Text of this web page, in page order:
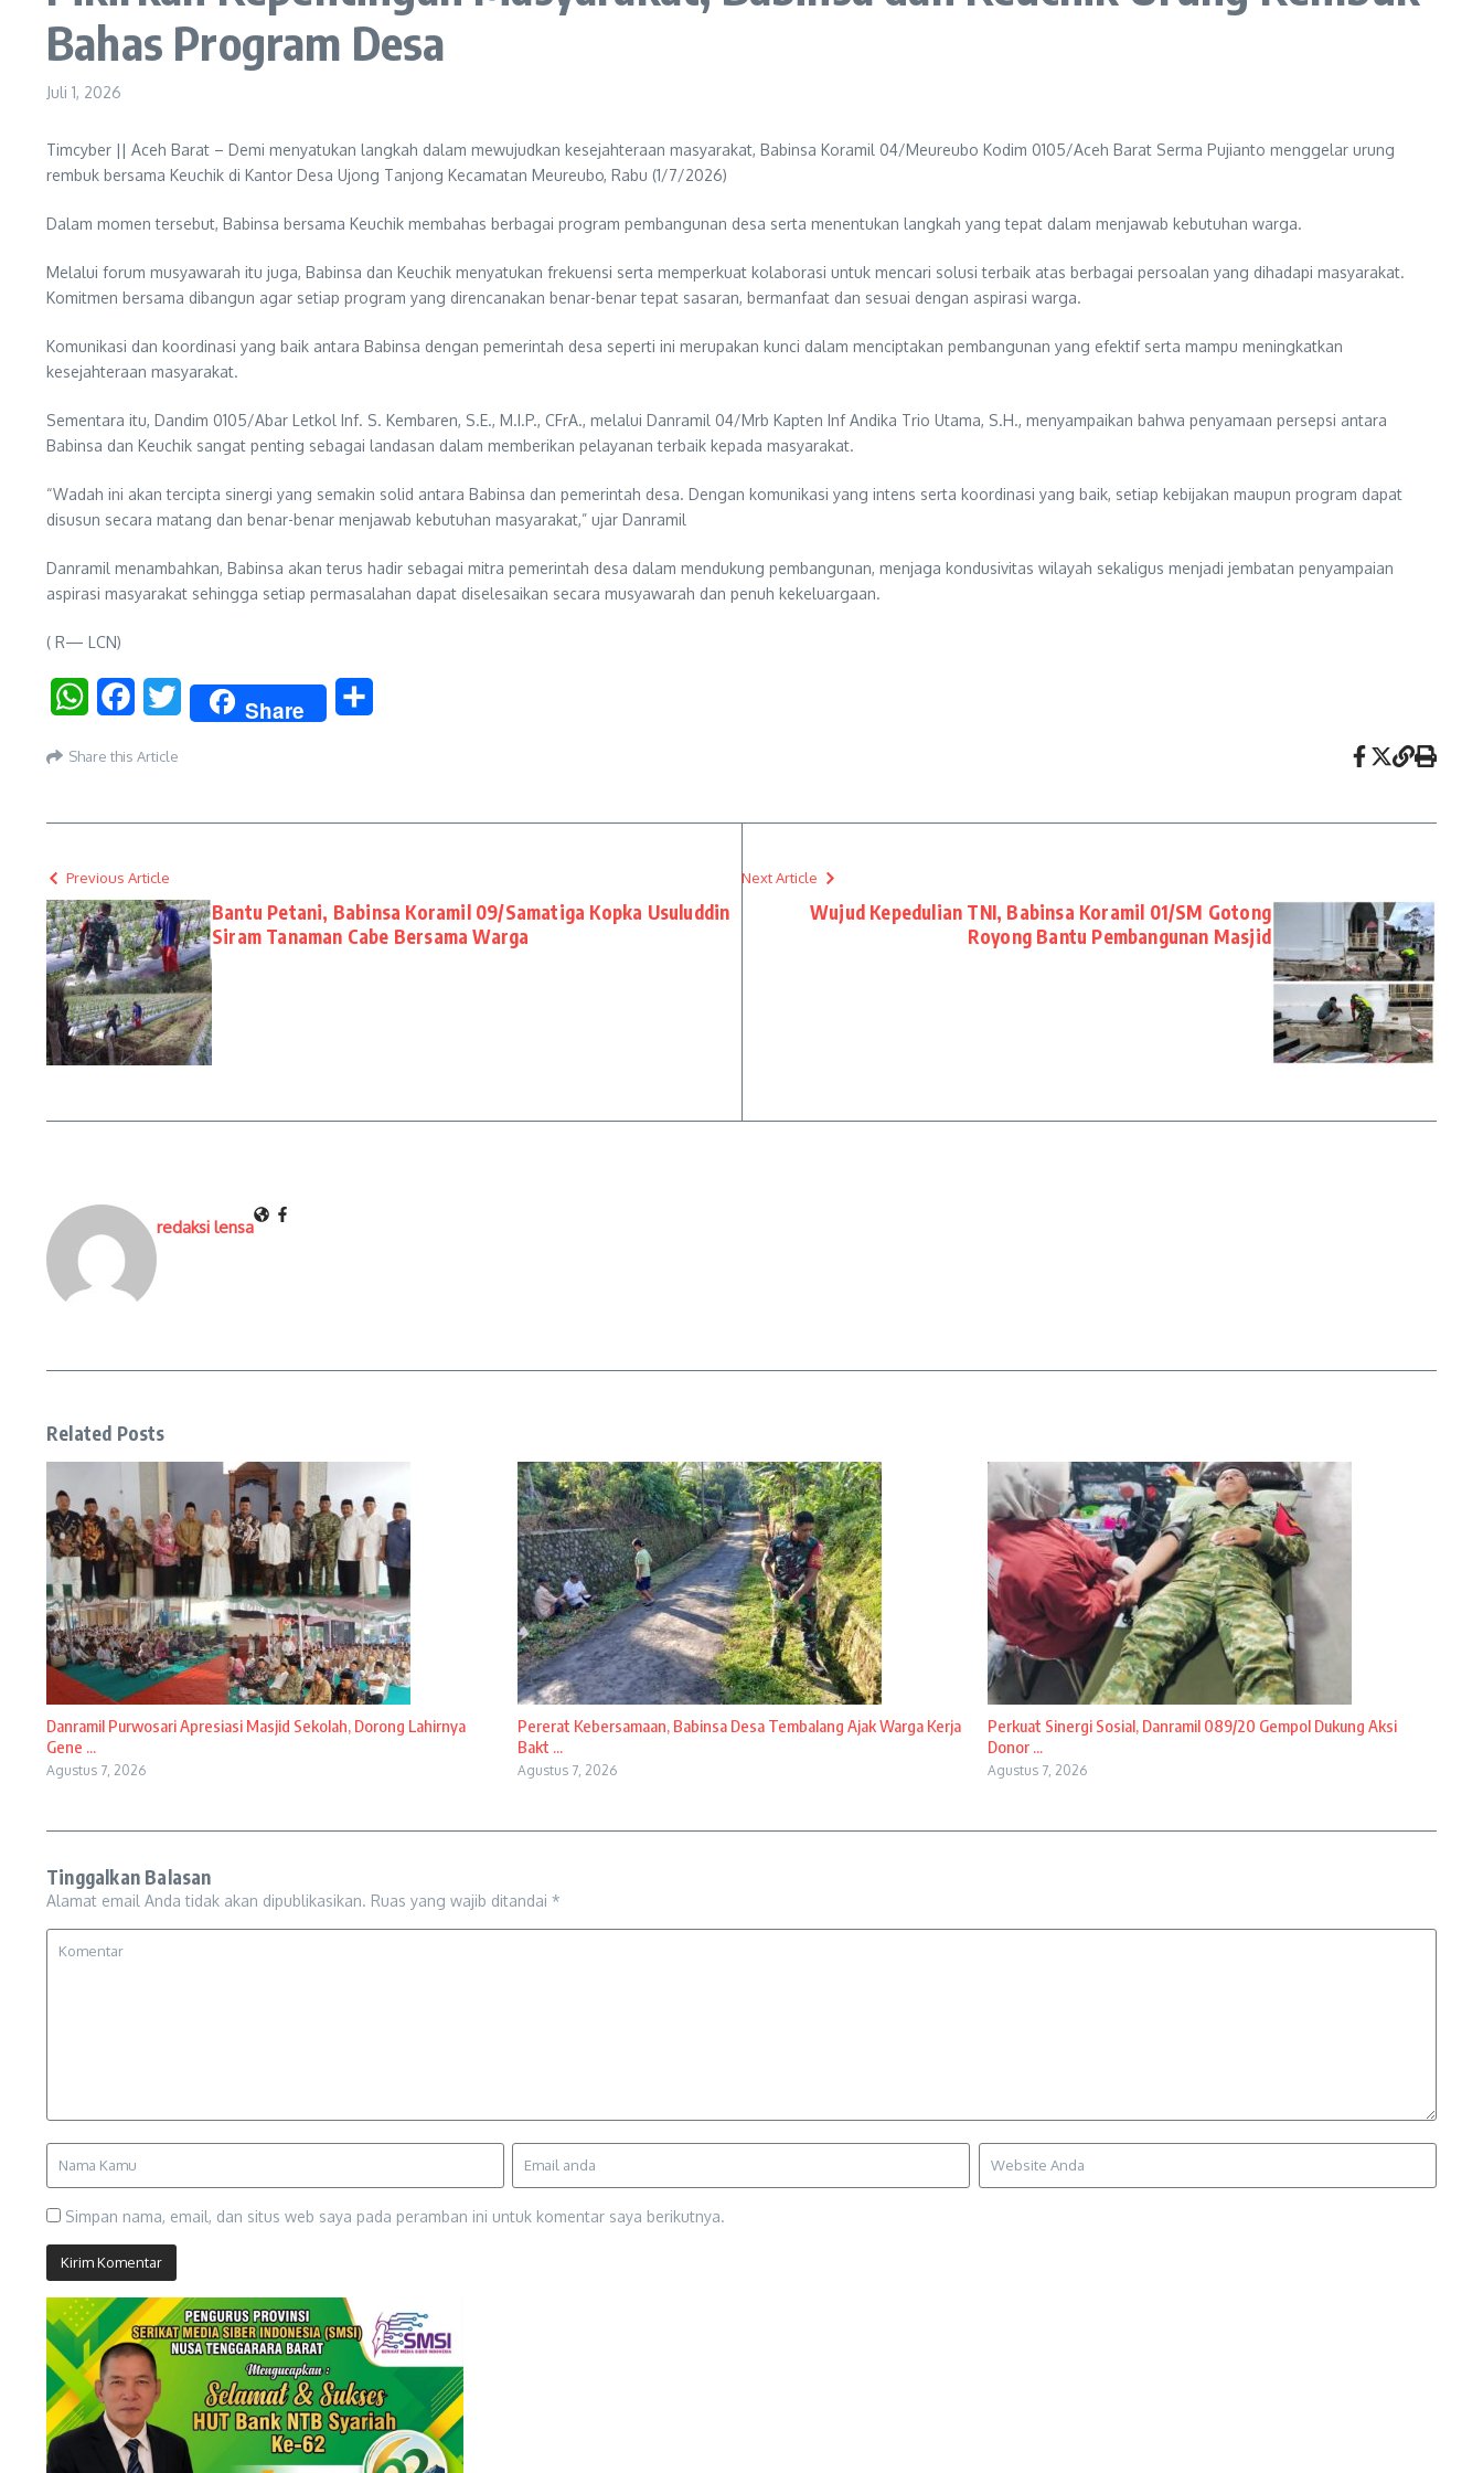
Bahas Program Desa
Juli 1, 2026
Timcyber || Aceh Barat – Demi menyatukan langkah dalam mewujudkan kesejahteraan masyarakat, Babinsa Koramil 04/Meureubo Kodim 0105/Aceh Barat Serma Pujianto menggelar urung
rembuk bersama Keuchik di Kantor Desa Ujong Tanjong Kecamatan Meureubo, Rabu (1/7/2026)
Dalam momen tersebut, Babinsa bersama Keuchik membahas berbagai program pembangunan desa serta menentukan langkah yang tepat dalam menjawab kebutuhan warga.
Melalui forum musyawarah itu juga, Babinsa dan Keuchik menyatukan frekuensi serta memperkuat kolaborasi untuk mencari solusi terbaik atas berbagai persoalan yang dihadapi masyarakat.
Komitmen bersama dibangun agar setiap program yang direncanakan benar-benar tepat sasaran, bermanfaat dan sesuai dengan aspirasi warga.
Komunikasi dan koordinasi yang baik antara Babinsa dengan pemerintah desa seperti ini merupakan kunci dalam menciptakan pembangunan yang efektif serta mampu meningkatkan
kesejahteraan masyarakat.
Sementara itu, Dandim 0105/Abar Letkol Inf. S. Kembaren, S.E., M.I.P., CFrA., melalui Danramil 04/Mrb Kapten Inf Andika Trio Utama, S.H., menyampaikan bahwa penyamaan persepsi antara
Babinsa dan Keuchik sangat penting sebagai landasan dalam memberikan pelayanan terbaik kepada masyarakat.
“Wadah ini akan tercipta sinergi yang semakin solid antara Babinsa dan pemerintah desa. Dengan komunikasi yang intens serta koordinasi yang baik, setiap kebijakan maupun program dapat
disusun secara matang dan benar-benar menjawab kebutuhan masyarakat,” ujar Danramil
Danramil menambahkan, Babinsa akan terus hadir sebagai mitra pemerintah desa dalam mendukung pembangunan, menjaga kondusivitas wilayah sekaligus menjadi jembatan penyampaian
aspirasi masyarakat sehingga setiap permasalahan dapat diselesaikan secara musyawarah dan penuh kekeluargaan.
( R— LCN)
WhatsAppFacebookTwitter Share
Share this Article
Previous Article
Bantu Petani, Babinsa Koramil 09/Samatiga Kopka Usuluddin
Siram Tanaman Cabe Bersama Warga
Next Article
Wujud Kepedulian TNI, Babinsa Koramil 01/SM Gotong
Royong Bantu Pembangunan Masjid
redaksi lensa
Related Posts
Danramil Purwosari Apresiasi Masjid Sekolah, Dorong Lahirnya
Gene ...
Agustus 7, 2026
Pererat Kebersamaan, Babinsa Desa Tembalang Ajak Warga Kerja
Bakt ...
Agustus 7, 2026
Perkuat Sinergi Sosial, Danramil 089/20 Gempol Dukung Aksi
Donor ...
Agustus 7, 2026
Tinggalkan Balasan
Alamat email Anda tidak akan dipublikasikan. Ruas yang wajib ditandai *
Simpan nama, email, dan situs web saya pada peramban ini untuk komentar saya berikutnya.